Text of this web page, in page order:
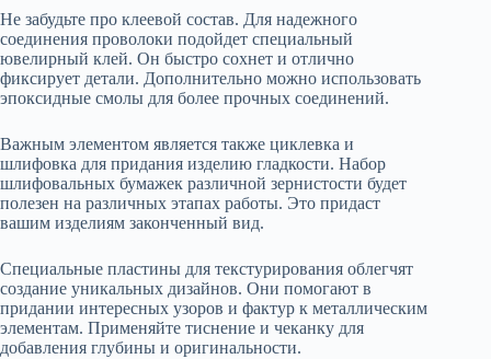
Не забудьте про клеевой состав. Для надежного
соединения проволоки подойдет специальный
ювелирный клей. Он быстро сохнет и отлично
фиксирует детали. Дополнительно можно использовать
эпоксидные смолы для более прочных соединений.
Важным элементом является также циклевка и
шлифовка для придания изделию гладкости. Набор
шлифовальных бумажек различной зернистости будет
полезен на различных этапах работы. Это придаст
вашим изделиям законченный вид.
Специальные пластины для текстурирования облегчят
создание уникальных дизайнов. Они помогают в
придании интересных узоров и фактур к металлическим
элементам. Применяйте тиснение и чеканку для
добавления глубины и оригинальности.